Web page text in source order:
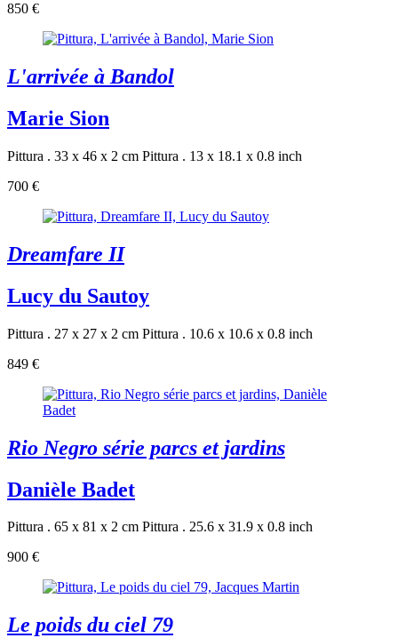
850 €
L'arrivée à Bandol
Marie Sion
Pittura . 33 x 46 x 2 cm Pittura . 13 x 18.1 x 0.8 inch
700 €
Dreamfare II
Lucy du Sautoy
Pittura . 27 x 27 x 2 cm Pittura . 10.6 x 10.6 x 0.8 inch
849 €
Rio Negro série parcs et jardins
Danièle Badet
Pittura . 65 x 81 x 2 cm Pittura . 25.6 x 31.9 x 0.8 inch
900 €
Le poids du ciel 79